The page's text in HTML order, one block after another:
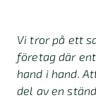
Vi tror på ett
företag där
hand i hand.
del av en